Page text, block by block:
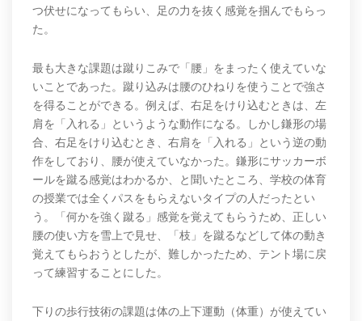
つ伏せになってもらい、足の力を抜く感覚を掴んでもらっ
た。
最も大きな課題は蹴りこみで「腰」をまったく使えていな
いことであった。蹴り込みは腰のひねりを使うことで強さ
を得ることができる。例えば、右足をけり込むときは、左
肩を「入れる」というような動作になる。しかし鎌形の場
合、右足をけり込むとき、右肩を「入れる」という逆の動
作をしており、腰が使えていなかった。鎌形にサッカーボ
ールを蹴る感覚はわかるか、と聞いたところ、学校の体育
の授業では全くパスをもらえないタイプの人だったとい
う。「何かを強く蹴る」感覚を覚えてもらうため、正しい
腰の使い方を雪上で見せ、「枝」を蹴るなどして体の動き
覚えてもらおうとしたが、難しかったため、テント場に戻
って練習することにした。
下りの歩行技術の課題は体の上下運動（体重）が使えてい